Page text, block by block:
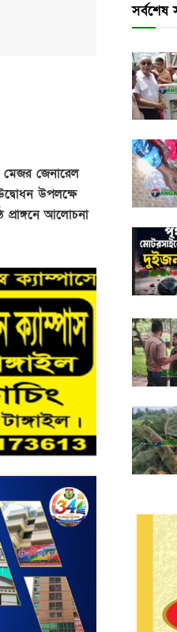
মেজর জেনারেল
উপলক্ষে
আলোচনা
সর্বশেষ